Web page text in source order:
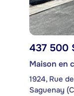
437 500
Maison en
1924, Rue
Saguenay